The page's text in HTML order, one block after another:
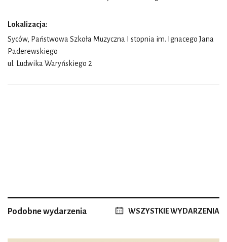
Lokalizacja:
Syców, Państwowa Szkoła Muzyczna I stopnia im. Ignacego Jana
Paderewskiego
ul. Ludwika Waryńskiego 2
Podobne wydarzenia WSZYSTKIE WYDARZENIA